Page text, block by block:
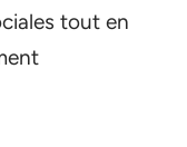
tout en